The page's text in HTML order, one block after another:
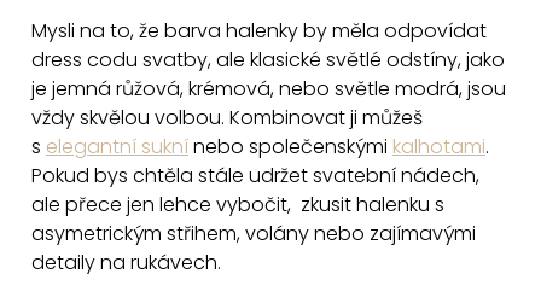
r
v
k
y
v
ý
p
i
í
Mysli na to, že barva halenky by měla odpovídat
dress codu svatby, ale klasické světlé odstíny, jako
je jemná růžová, krémová, nebo světle modrá, jsou
vždy skvělou volbou. Kombinovat ji můžeš
s elegantní suknínebo společenskými kalhotami.
Pokud bys chtěla stále udržet svatební nádech,
ale přece jen lehce vybočit, zkusit halenku s
asymetrickým střihem, volány nebo zajímavými
detaily na rukávech​.